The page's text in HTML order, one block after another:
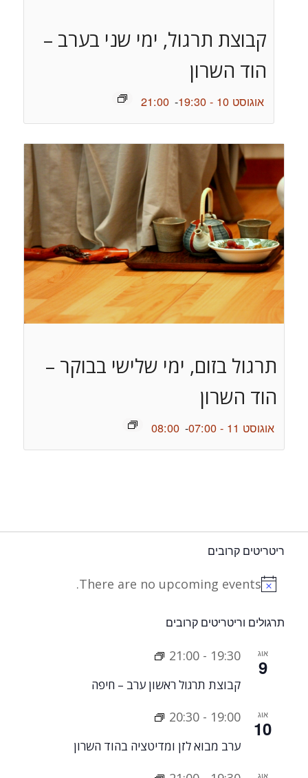
קבוצת תרגול, ימי שני בערב –
הוד השרון
אוגוסט 10 - 19:30 -
21:00
תרגול בזום, ימי שלישי בבוקר –
הוד השרון
אוגוסט 11 - 07:00 -
08:00
ריטריטים קרובים
Notice
There are no upcoming events.
תרגולים וריטריטים קרובים
אוג
9
19:30
-
21:00
קבוצת תרגול ראשון ערב – חיפה
אוג
10
19:00
-
20:30
ערב מבוא לזן ומדיטציה בהוד השרון
אוג